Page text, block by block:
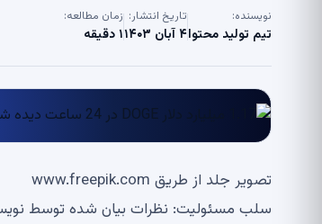
نویسنده:
تیم تولید محتوا
تاریخ انتشار:
۴ آبان ۱۴۰۳
زمان مطالعه:
۱ دقیقه
تصویر جلد از طریق www.freepik.com